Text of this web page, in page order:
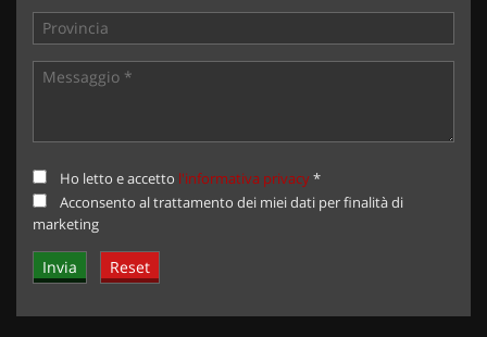
Ho letto e accetto l'informativa privacy*
Acconsento al trattamento dei miei dati per finalità di
marketing